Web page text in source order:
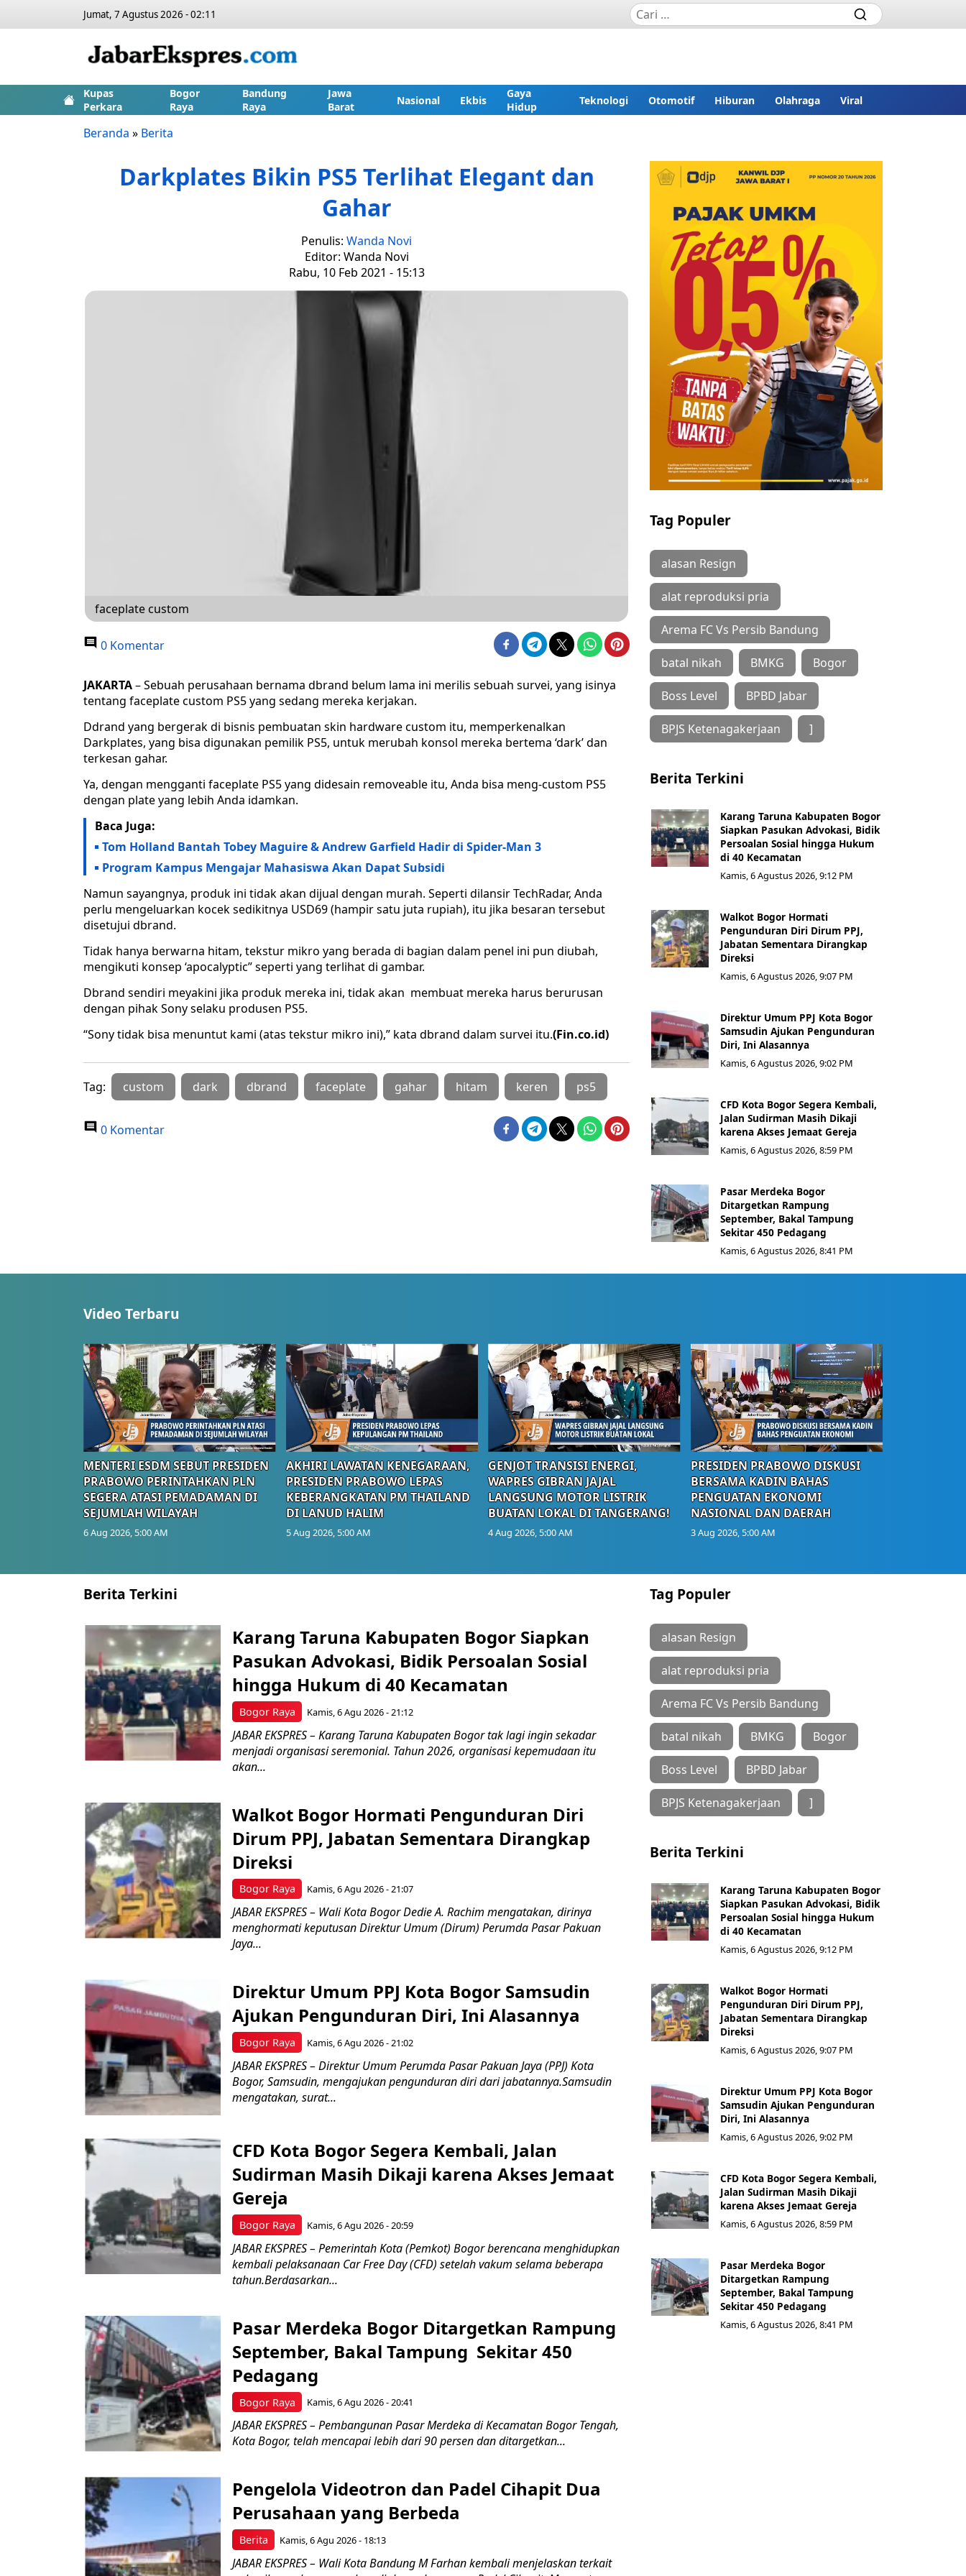
Jumat, 7 Agustus 2026 - 02:11
Kupas
Perkara
Bogor
Raya
Bandung
Raya
Jawa
Barat
Nasional Ekbis
Gaya
Hidup
Teknologi Otomotif Hiburan Olahraga Viral
Beranda » Berita
Darkplates Bikin PS5 Terlihat Elegant dan
Gahar
Penulis: Wanda Novi
Editor: Wanda Novi
Rabu, 10 Feb 2021 - 15:13
faceplate custom
0 Komentar
JAKARTA– Sebuah perusahaan bernama dbrand belum lama ini merilis sebuah survei, yang isinya
tentang faceplate custom PS5 yang sedang mereka kerjakan.
Ddrand yang bergerak di bisnis pembuatan skin hardware custom itu, memperkenalkan
Darkplates, yang bisa digunakan pemilik PS5, untuk merubah konsol mereka bertema ‘dark’ dan
terkesan gahar.
Ya, dengan mengganti faceplate PS5 yang didesain removeable itu, Anda bisa meng-custom PS5
dengan plate yang lebih Anda idamkan.
Baca Juga:
Tom Holland Bantah Tobey Maguire & Andrew Garfield Hadir di Spider-Man 3
Program Kampus Mengajar Mahasiswa Akan Dapat Subsidi
Namun sayangnya, produk ini tidak akan dijual dengan murah. Seperti dilansir TechRadar, Anda
perlu mengeluarkan kocek sedikitnya USD69 (hampir satu juta rupiah), itu jika besaran tersebut
disetujui dbrand.
Tidak hanya berwarna hitam, tekstur mikro yang berada di bagian dalam penel ini pun diubah,
mengikuti konsep ‘apocalyptic” seperti yang terlihat di gambar.
Dbrand sendiri meyakini jika produk mereka ini, tidak akan membuat mereka harus berurusan
dengan pihak Sony selaku produsen PS5.
“Sony tidak bisa menuntut kami (atas tekstur mikro ini),” kata dbrand dalam survei itu.(Fin.co.id)
Tag: custom dark dbrand faceplate gahar hitam keren ps5
0 Komentar
Tag Populer
alasan Resign
alat reproduksi pria
Arema FC Vs Persib Bandung
batal nikah BMKG Bogor
Boss Level BPBD Jabar
BPJS Ketenagakerjaan ]
Berita Terkini
Karang Taruna Kabupaten Bogor
Siapkan Pasukan Advokasi, Bidik
Persoalan Sosial hingga Hukum
di 40 Kecamatan
Kamis, 6 Agustus 2026, 9:12 PM
Walkot Bogor Hormati
Pengunduran Diri Dirum PPJ,
Jabatan Sementara Dirangkap
Direksi
Kamis, 6 Agustus 2026, 9:07 PM
Direktur Umum PPJ Kota Bogor
Samsudin Ajukan Pengunduran
Diri, Ini Alasannya
Kamis, 6 Agustus 2026, 9:02 PM
CFD Kota Bogor Segera Kembali,
Jalan Sudirman Masih Dikaji
karena Akses Jemaat Gereja
Kamis, 6 Agustus 2026, 8:59 PM
Pasar Merdeka Bogor
Ditargetkan Rampung
September, Bakal Tampung
Sekitar 450 Pedagang
Kamis, 6 Agustus 2026, 8:41 PM
Video Terbaru
MENTERI ESDM SEBUT PRESIDEN
PRABOWO PERINTAHKAN PLN
SEGERA ATASI PEMADAMAN DI
SEJUMLAH WILAYAH
6 Aug 2026, 5:00 AM
AKHIRI LAWATAN KENEGARAAN,
PRESIDEN PRABOWO LEPAS
KEBERANGKATAN PM THAILAND
DI LANUD HALIM
5 Aug 2026, 5:00 AM
GENJOT TRANSISI ENERGI,
WAPRES GIBRAN JAJAL
LANGSUNG MOTOR LISTRIK
BUATAN LOKAL DI TANGERANG!
4 Aug 2026, 5:00 AM
PRESIDEN PRABOWO DISKUSI
BERSAMA KADIN BAHAS
PENGUATAN EKONOMI
NASIONAL DAN DAERAH
3 Aug 2026, 5:00 AM
Berita Terkini
Bogor Raya
Karang Taruna Kabupaten Bogor Siapkan
Pasukan Advokasi, Bidik Persoalan Sosial
hingga Hukum di 40 Kecamatan
Kamis, 6 Agu 2026 - 21:12
JABAR EKSPRES – Karang Taruna Kabupaten Bogor tak lagi ingin sekadar
menjadi organisasi seremonial. Tahun 2026, organisasi kepemudaan itu
akan...
Bogor Raya
Walkot Bogor Hormati Pengunduran Diri
Dirum PPJ, Jabatan Sementara Dirangkap
Direksi
Kamis, 6 Agu 2026 - 21:07
JABAR EKSPRES – Wali Kota Bogor Dedie A. Rachim mengatakan, dirinya
menghormati keputusan Direktur Umum (Dirum) Perumda Pasar Pakuan
Jaya...
Bogor Raya
Direktur Umum PPJ Kota Bogor Samsudin
Ajukan Pengunduran Diri, Ini Alasannya
Kamis, 6 Agu 2026 - 21:02
JABAR EKSPRES – Direktur Umum Perumda Pasar Pakuan Jaya (PPJ) Kota
Bogor, Samsudin, mengajukan pengunduran diri dari jabatannya.Samsudin
mengatakan, surat...
Bogor Raya
CFD Kota Bogor Segera Kembali, Jalan
Sudirman Masih Dikaji karena Akses Jemaat
Gereja
Kamis, 6 Agu 2026 - 20:59
JABAR EKSPRES – Pemerintah Kota (Pemkot) Bogor berencana menghidupkan
kembali pelaksanaan Car Free Day (CFD) setelah vakum selama beberapa
tahun.Berdasarkan...
Bogor Raya
Pasar Merdeka Bogor Ditargetkan Rampung
September, Bakal Tampung Sekitar 450
Pedagang
Kamis, 6 Agu 2026 - 20:41
JABAR EKSPRES – Pembangunan Pasar Merdeka di Kecamatan Bogor Tengah,
Kota Bogor, telah mencapai lebih dari 90 persen dan ditargetkan...
Berita
Pengelola Videotron dan Padel Cihapit Dua
Perusahaan yang Berbeda
Kamis, 6 Agu 2026 - 18:13
JABAR EKSPRES – Wali Kota Bandung M Farhan kembali menjelaskan terkait
Tag Populer
alasan Resign
alat reproduksi pria
Arema FC Vs Persib Bandung
batal nikah BMKG Bogor
Boss Level BPBD Jabar
BPJS Ketenagakerjaan ]
Berita Terkini
Karang Taruna Kabupaten Bogor
Siapkan Pasukan Advokasi, Bidik
Persoalan Sosial hingga Hukum
di 40 Kecamatan
Kamis, 6 Agustus 2026, 9:12 PM
Walkot Bogor Hormati
Pengunduran Diri Dirum PPJ,
Jabatan Sementara Dirangkap
Direksi
Kamis, 6 Agustus 2026, 9:07 PM
Direktur Umum PPJ Kota Bogor
Samsudin Ajukan Pengunduran
Diri, Ini Alasannya
Kamis, 6 Agustus 2026, 9:02 PM
CFD Kota Bogor Segera Kembali,
Jalan Sudirman Masih Dikaji
karena Akses Jemaat Gereja
Kamis, 6 Agustus 2026, 8:59 PM
Pasar Merdeka Bogor
Ditargetkan Rampung
September, Bakal Tampung
Sekitar 450 Pedagang
Kamis, 6 Agustus 2026, 8:41 PM